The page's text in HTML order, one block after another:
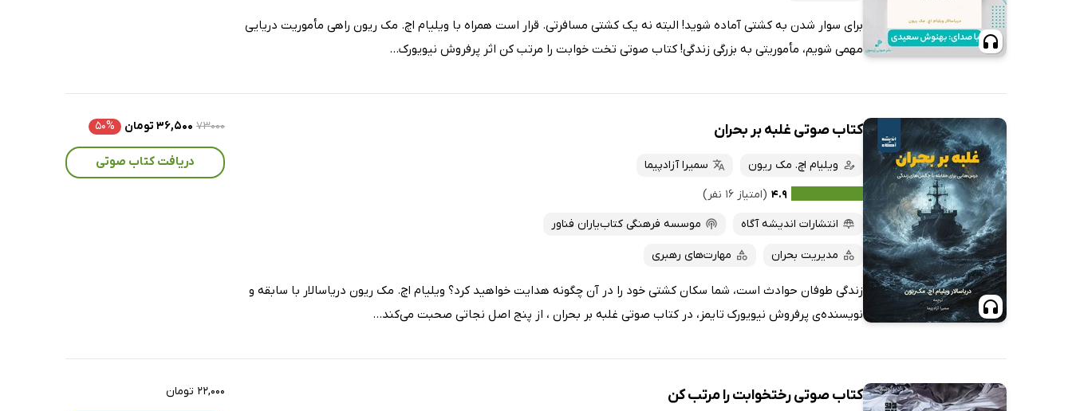
برای سوار شدن به کشتی آماده شوید! البته نه یک کشتی مسافرتی. قرار است همراه با ویلیام اچ. مک ریون راهی مأموریت دریایی
مهمی شویم، مأموریتی به بزرگی زندگی! کتاب صوتی تخت خوابت را مرتب کن اثر پرفروش نیویورک...
کتاب صوتی غلبه بر بحران
ویلیام اچ. مک ریون
سمیرا آزادپیما
۴.۹ (امتیاز ۱۶ نفر)
انتشارات اندیشه آگاه
موسسه فرهنگی کتاب‌یاران فناور
مدیریت بحران مهارت‌های رهبری
زندگی طوفان حوادث است، شما سکان کشتی خود را در آن چگونه هدایت خواهید کرد؟ ویلیام اچ. مک ریون دریاسالار با سابقه و
نویسنده‌ی پرفروش نیویورک تایمز، در کتاب صوتی غلبه بر بحران ، از پنج اصل نجاتی صحبت می‌کند...
۷۳۰۰۰ ۳۶,۵۰۰ تومان ۵۰%
دریافت کتاب صوتی
کتاب صوتی رختخوابت را مرتب کن ۲۲,۰۰۰ تومان